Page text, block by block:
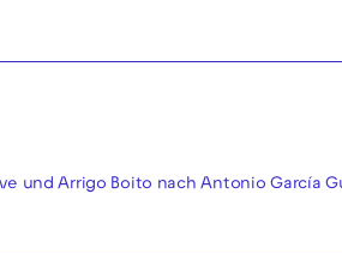
und Arrigo Boito nach Antonio García